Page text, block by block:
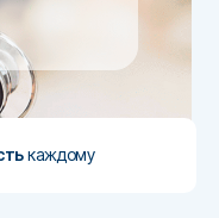
каждому